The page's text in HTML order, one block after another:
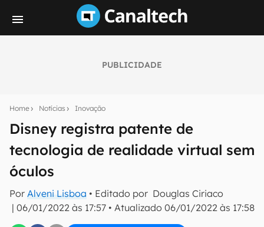
PUBLICIDADE
Home Notícias Inovação
Disney registra patente de
tecnologia de realidade virtual sem
óculos
Por Alveni Lisboa • Editado por Douglas Ciriaco
| 06/01/2022 às 17:57 • Atualizado 06/01/2022 às 17:58
notícias e reviews sobre tecnologia em primeira
E-mail
inscreva-se